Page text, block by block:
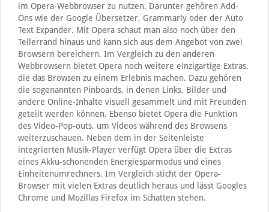
im Opera-Webbrowser zu nutzen. Darunter gehören Add-
Ons wie der Google Übersetzer, Grammarly oder der Auto
Text Expander. Mit Opera schaut man also noch über den
Tellerrand hinaus und kann sich aus dem Angebot von zwei
Browsern bereichern. Im Vergleich zu den anderen
Webbrowsern bietet Opera noch weitere einzigartige Extras,
die das Browsen zu einem Erlebnis machen. Dazu gehören
die sogenannten Pinboards, in denen Links, Bilder und
andere Online-Inhalte visuell gesammelt und mit Freunden
geteilt werden können. Ebenso bietet Opera die Funktion
des Video-Pop-outs, um Videos während des Browsens
weiterzuschauen. Neben dem in der Seitenleiste
integrierten Musik-Player verfügt Opera über die Extras
eines Akku-schonenden Energiesparmodus und eines
Einheitenumrechners. Im Vergleich sticht der Opera-
Browser mit vielen Extras deutlich heraus und lässt Googles
Chrome und Mozillas Firefox im Schatten stehen.